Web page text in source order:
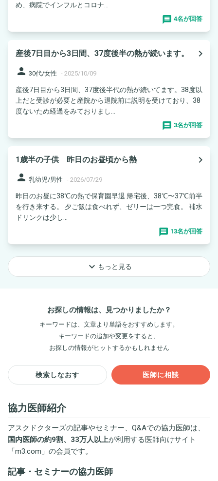
め、病院でインフルとコロナ...
4名が回答
産後7日目から3日間、37度後半の熱が続います。
navigate_next
person 30代/女性 - 2025/10/09
産後7日目から3日間、37度後半代の熱が続いてます。38度以
上だと受診が必要と産院から退院前に説明を受けており、38
度ないため経過をみておりまし...
3名が回答
1歳半の子供 昨日のお昼頃から熱
navigate_next
person 乳幼児/男性 - 2026/07/29
昨日のお昼に38℃の熱で保育園早退 帰宅後、38℃〜37℃前半
を行き来する。 夕ご飯は食べれず、ゼリーは一つ完食。 補水
ドリンクは少し...
13名が回答
keyboard_arrow_down もっと見る
お探しの情報は、見つかりましたか？
キーワードは、文章より単語をおすすめします。
キーワードの追加や変更をすると、
お探しの情報がヒットするかもしれません
検索しなおす 医師に相談
協力医師紹介
アスクドクターズの記事やセミナー、Q&Aでの協力医師は、
国内医師の約9割、33万人以上が利用する医師向けサイト
「m3.com 」の会員です。
記事・セミナーの協力医師